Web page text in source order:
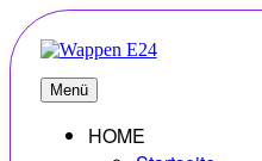
Zum
Inhalt
springen
E24
Erlebnisse – Hobbys – Vielfalt
Menü
HOME